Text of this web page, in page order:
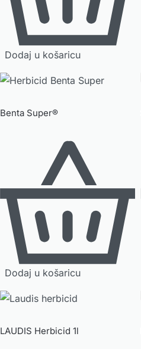
Dodaj u košaricu
Benta Super®
Dodaj u košaricu
LAUDIS Herbicid 1l